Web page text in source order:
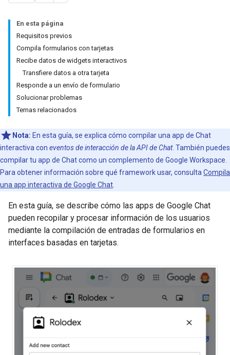
En esta página
Requisitos previos
Compila formularios con tarjetas
Recibe datos de widgets interactivos
Transfiere datos a otra tarjeta
Responde a un envío de formulario
Solucionar problemas
Temas relacionados
Nota: En esta guía, se explica cómo compilar una app de Chat
interactiva con eventos de interacción de la API de Chat. También puedes
compilar tu app de Chat como un complemento de Google Workspace.
Para obtener información sobre qué framework usar, consulta Compila
una app interactiva de Google Chat
En esta guía, se describe cómo las apps de Google Chat
pueden recopilar y procesar información de los usuarios
mediante la compilación de entradas de formularios en
interfaces basadas en tarjetas.